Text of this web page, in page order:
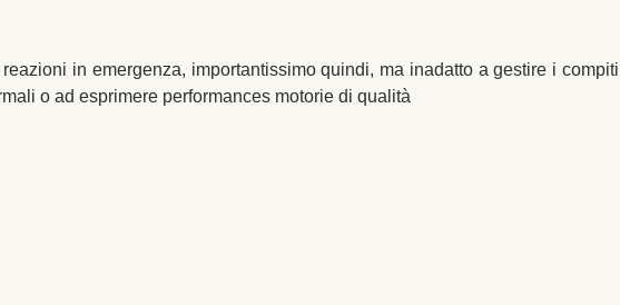
in emergenza, importantissimo quindi, ma inadatto a gestire i compiti
o ad esprimere performances motorie di qualità